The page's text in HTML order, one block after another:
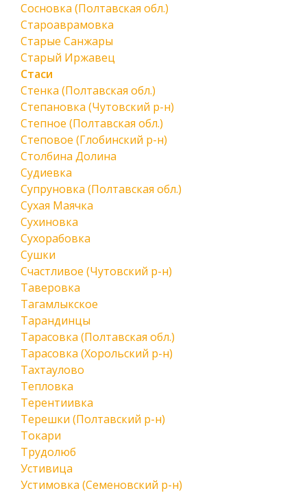
Сосновка (Полтавская обл.)
Староаврамовка
Старые Санжары
Старый Иржавец
Стаси
Стенка (Полтавская обл.)
Степановка (Чутовский р-н)
Степное (Полтавская обл.)
Степовое (Глобинский р-н)
Столбина Долина
Судиевка
Супруновка (Полтавская обл.)
Сухая Маячка
Сухиновка
Сухорабовка
Сушки
Счастливое (Чутовский р-н)
Таверовка
Тагамлыкское
Тарандинцы
Тарасовка (Полтавская обл.)
Тарасовка (Хорольский р-н)
Тахтаулово
Тепловка
Терентиивка
Терешки (Полтавский р-н)
Токари
Трудолюб
Устивица
Устимовка (Семеновский р-н)